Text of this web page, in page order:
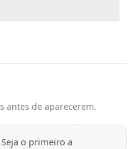
antes de aparecerem.
o primeiro a